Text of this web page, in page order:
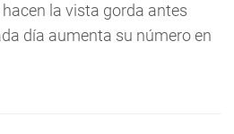
la vista gorda antes
día aumenta su número en